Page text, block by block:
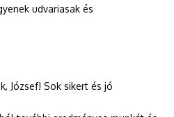
udvariasak és
József! Sok sikert és jó